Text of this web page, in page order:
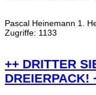
Pascal Heinemann 1.
Zugriffe: 1133
++ DRITTER
DREIERPACK!